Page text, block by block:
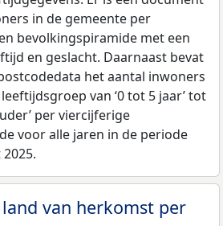
in de gemeente per
bevolkingspiramide met een
en geslacht. Daarnaast bevat
het aantal inwoners
van ‘0 tot 5 jaar’ tot
per viercijferige
voor alle jaren in de periode
van herkomst per